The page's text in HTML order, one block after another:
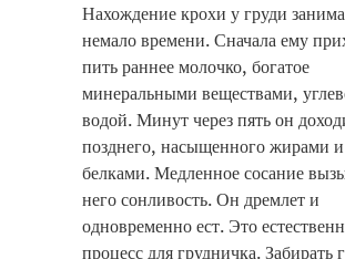
Нахождение крохи у груди
немало времени. Сначала ему
пить раннее молочко, богатое
минеральными веществами,
водой. Минут через пять он
позднего, насыщенного жирами и
белками. Медленное сосание
него сонливость. Он дремлет и
одновременно ест. Это
процесс для грудничка. Забирать